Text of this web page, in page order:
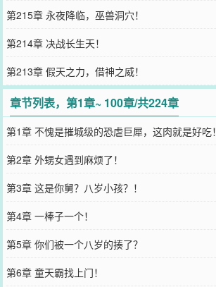
第215章 永夜降临，巫兽洞穴！
第214章 决战长生天！
第213章 假天之力，借神之威！
章节列表，第1章~ 100章/共224章
第1章 不愧是摧城级的恐虐巨犀，这肉就是好吃！
第2章 外甥女遇到麻烦了！
第3章 这是你舅？八岁小孩？！
第4章 一棒子一个！
第5章 你们被一个八岁的揍了？
第6章 童天霸找上门！